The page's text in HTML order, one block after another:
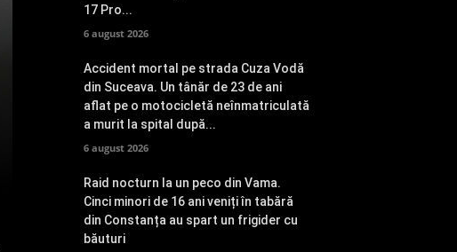
17 Pro...
6 august 2026
Accident mortal pe strada Cuza Vodă
din Suceava. Un tânăr de 23 de ani
aflat pe o motocicletă neînmatriculată
a murit la spital după...
6 august 2026
Raid nocturn la un peco din Vama.
Cinci minori de 16 ani veniți în tabără
din Constanța au spart un frigider cu
băuturi